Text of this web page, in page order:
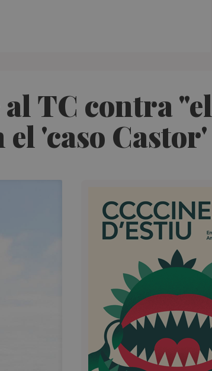
TC contra "el
'caso Castor'